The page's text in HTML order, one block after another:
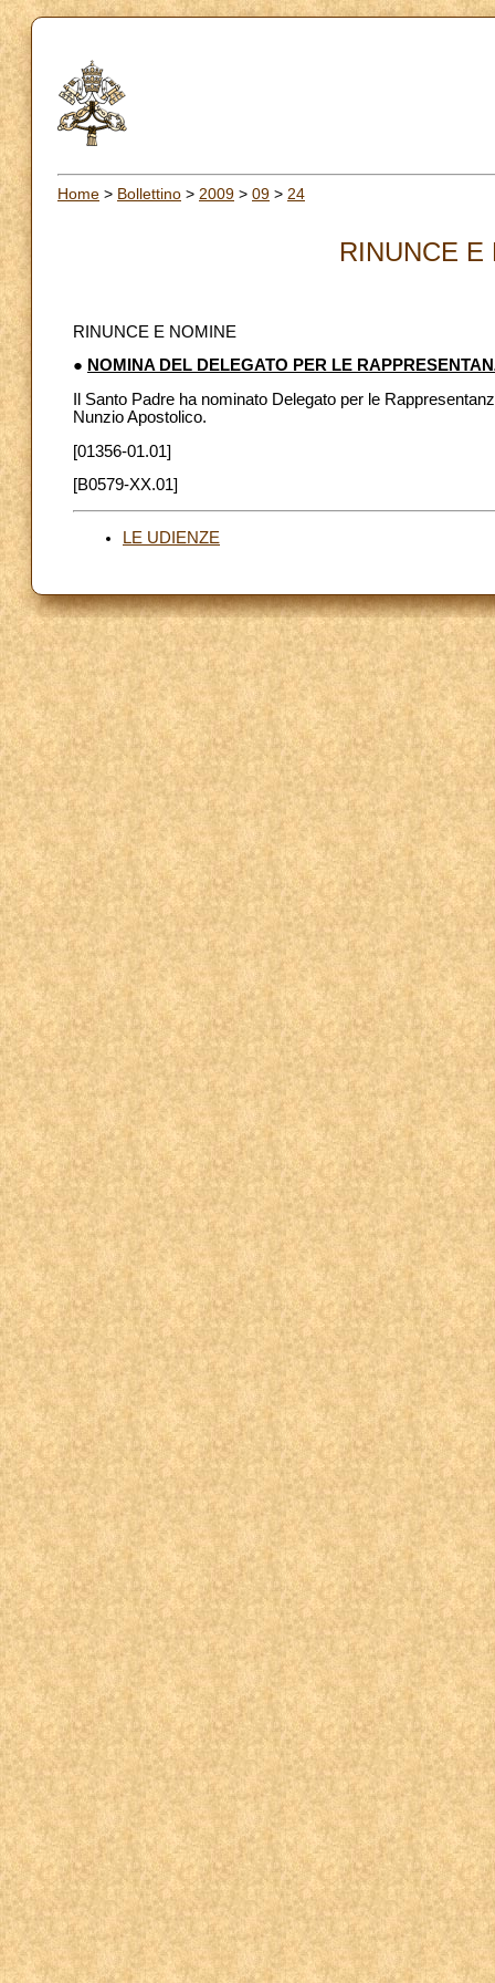
Home > Bollettino > 2009 > 09 > 24
RINUNCE E
RINUNCE E NOMINE
● NOMINA DEL DELEGATO PER LE
Il Santo Padre ha nominato Delegato per le
Nunzio Apostolico.
[01356-01.01]
[B0579-XX.01]
LE UDIENZE